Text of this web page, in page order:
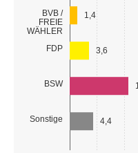
BVB /
FREIE
WÄHLER
FDP
BSW
Sonstige
1,4
3,6
4,4